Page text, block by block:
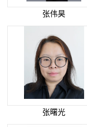
张伟昊
张曙光